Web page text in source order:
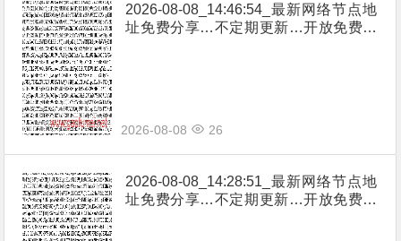
2026-08-08_14:46:54_最新网络节点地
址免费分享…不定期更新…开放免费分
2026-08-08 26
2026-08-08_14:28:51_最新网络节点地
址免费分享…不定期更新…开放免费分